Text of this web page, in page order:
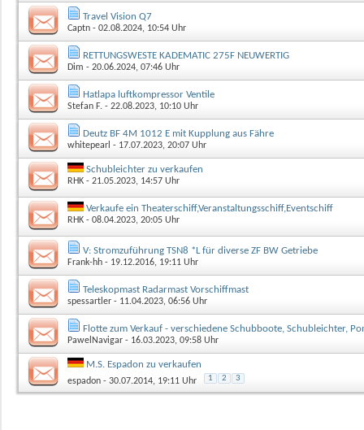
Travel Vision Q7
Captn - 02.08.2024, 10:54 Uhr
RETTUNGSWESTE KADEMATIC 275F NEUWERTIG
Dim - 20.06.2024, 07:46 Uhr
Hatlapa luftkompressor Ventile
Stefan F. - 22.08.2023, 10:10 Uhr
Deutz BF 4M 1012 E mit Kupplung aus Fähre
whitepearl - 17.07.2023, 20:07 Uhr
Schubleichter zu verkaufen
RHK - 21.05.2023, 14:57 Uhr
Verkaufe ein Theaterschiff,Veranstaltungsschiff,Eventschiff
RHK - 08.04.2023, 20:05 Uhr
V: Stromzuführung TSN8 *L für diverse ZF BW Getriebe
Frank-hh - 19.12.2016, 19:11 Uhr
Teleskopmast Radarmast Vorschiffmast
spessartler - 11.04.2023, 06:56 Uhr
Flotte zum Verkauf - verschiedene Schubboote, Schubleichter,
PawelNavigar - 16.03.2023, 09:58 Uhr
M.S. Espadon zu verkaufen
espadon - 30.07.2014, 19:11 Uhr 1 2 3